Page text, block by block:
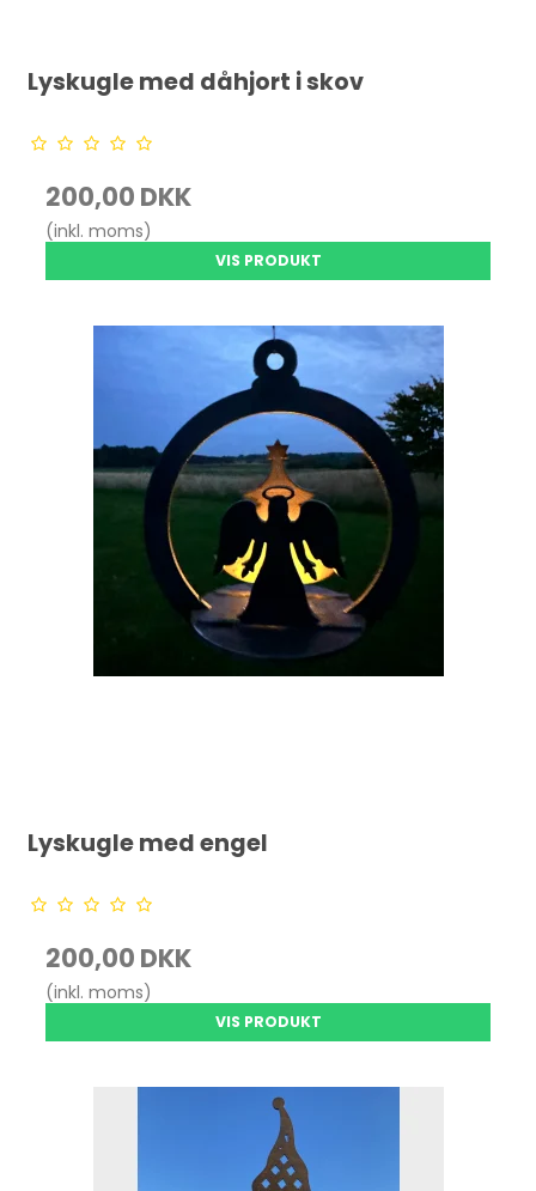
Lyskugle med dåhjort i skov
200,00 DKK
(inkl. moms)
VIS PRODUKT
Lyskugle med engel
200,00 DKK
(inkl. moms)
VIS PRODUKT